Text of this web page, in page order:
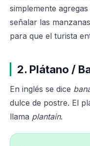
simplemente
señalar las
para que el turista
2. Plátano /
En inglés se dice
dulce de postre. El
llama plantain.